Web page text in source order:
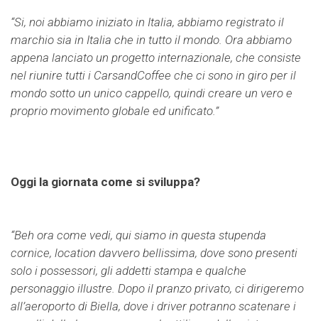
“Si, noi abbiamo iniziato in Italia, abbiamo registrato il
marchio sia in Italia che in tutto il mondo. Ora abbiamo
appena lanciato un progetto internazionale, che consiste
nel riunire tutti i CarsandCoffee che ci sono in giro per il
mondo sotto un unico cappello, quindi creare un vero e
proprio movimento globale ed unificato.”
Oggi la giornata come si sviluppa?
“Beh ora come vedi, qui siamo in questa stupenda
cornice, location davvero bellissima, dove sono presenti
solo i possessori, gli addetti stampa e qualche
personaggio illustre. Dopo il pranzo privato, ci dirigeremo
all’aeroporto di Biella, dove i driver potranno scatenare i